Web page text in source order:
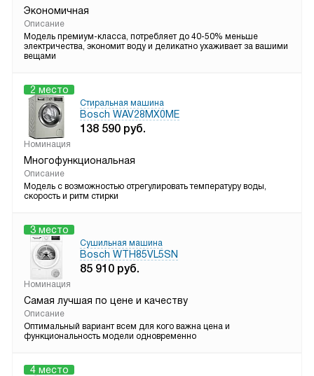
Экономичная
Описание
Модель премиум-класса, потребляет до 40-50% меньше
электричества, экономит воду и деликатно ухаживает за вашими
вещами
2 место
Стиральная машина
Bosch WAV28MX0ME
138 590 руб.
Номинация
Многофункциональная
Описание
Модель с возможностью отрегулировать температуру воды,
скорость и ритм стирки
3 место
Сушильная машина
Bosch WTH85VL5SN
85 910 руб.
Номинация
Самая лучшая по цене и качеству
Описание
Оптимальный вариант всем для кого важна цена и
функциональность модели одновременно
4 место